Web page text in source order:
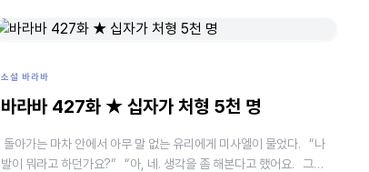
소설 바라바
바라바 427화 ★ 십자가 처형 5천 명
돌아가는 마차 안에서 아무 말 없는 유리에게 미사엘이 물었다. “나
발이 뭐라고 하던가요?” “아, 네. 생각을 좀 해본다고 했어요. 그런